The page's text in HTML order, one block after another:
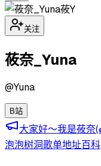
莜Y
关注
莜奈_Yuna
@Yuna
B站
泡泡树洞歌单地址百科